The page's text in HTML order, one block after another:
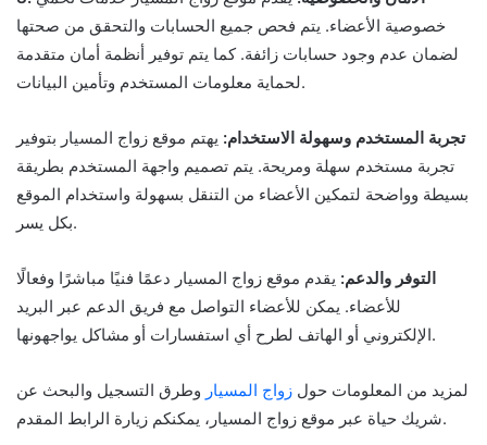
خصوصية الأعضاء. يتم فحص جميع الحسابات والتحقق من صحتها
لضمان عدم وجود حسابات زائفة. كما يتم توفير أنظمة أمان متقدمة
لحماية معلومات المستخدم وتأمين البيانات.
تجربة المستخدم وسهولة الاستخدام: يهتم موقع زواج المسيار بتوفير
تجربة مستخدم سهلة ومريحة. يتم تصميم واجهة المستخدم بطريقة
بسيطة وواضحة لتمكين الأعضاء من التنقل بسهولة واستخدام الموقع
بكل يسر.
التوفر والدعم: يقدم موقع زواج المسيار دعمًا فنيًا مباشرًا وفعالًا
للأعضاء. يمكن للأعضاء التواصل مع فريق الدعم عبر البريد
الإلكتروني أو الهاتف لطرح أي استفسارات أو مشاكل يواجهونها.
لمزيد من المعلومات حول زواج المسيار وطرق التسجيل والبحث عن
شريك حياة عبر موقع زواج المسيار، يمكنكم زيارة الرابط المقدم.